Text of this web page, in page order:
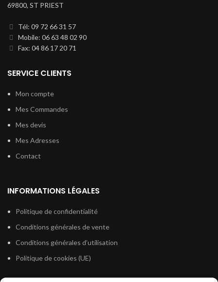
69800, ST PRIEST
Tél: 09 72 66 31 57
Mobile: 06 63 48 02 90
Fax: 04 86 17 20 71
SERVICE CLIENTS
Mon compte
Mes Commandes
Mes devis
Mes Adresses
Contact
INFORMATIONS LÉGALES
Politique de confidentialité
Conditions générales de vente
Conditions générales d’utilisation
Politique de cookies (UE)